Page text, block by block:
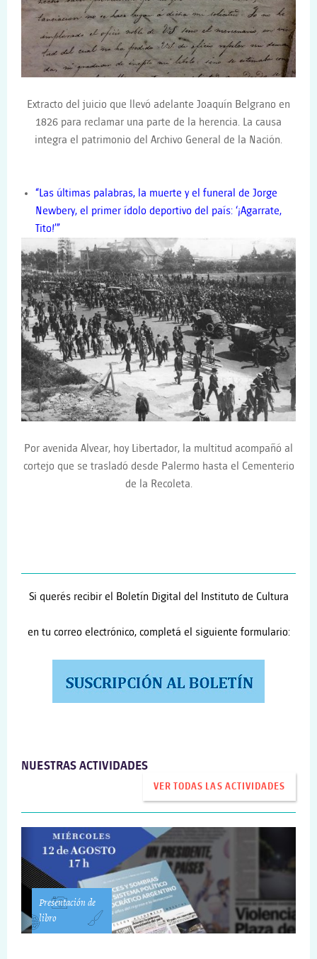
Extracto del juicio que llevó adelante Joaquín Belgrano en
1826 para reclamar una parte de la herencia. La causa
integra el patrimonio del Archivo General de la Nación.
“Las últimas palabras, la muerte y el funeral de Jorge
Newbery, el primer ídolo deportivo del país: ‘¡Agarrate,
Tito!’”
Por avenida Alvear, hoy Libertador, la multitud acompañó al
cortejo que se trasladó desde Palermo hasta el Cementerio
de la Recoleta.
Si querés recibir el Boletín Digital del Instituto de Cultura
en tu correo electrónico, completá el siguiente formulario:
NUESTRAS ACTIVIDADES
VER TODAS LAS ACTIVIDADES
Presentación de
libro